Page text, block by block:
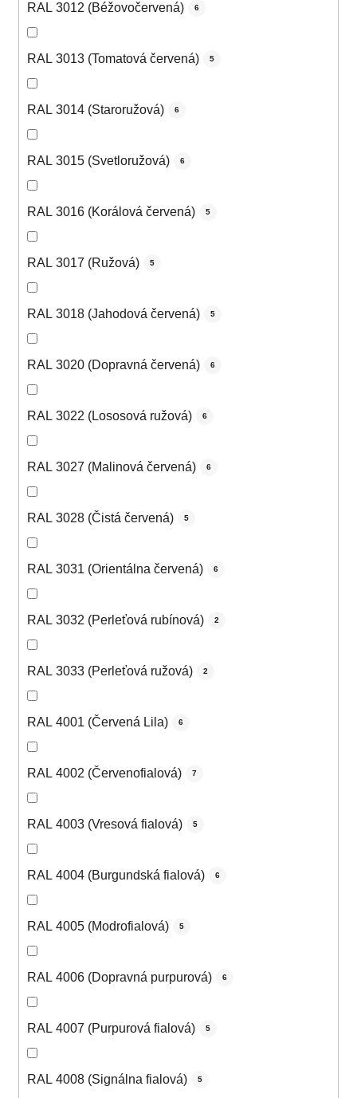
RAL 3012 (Béžovočervená) 6
RAL 3013 (Tomatová červená) 5
RAL 3014 (Staroružová) 6
RAL 3015 (Svetloružová) 6
RAL 3016 (Korálová červená) 5
RAL 3017 (Ružová) 5
RAL 3018 (Jahodová červená) 5
RAL 3020 (Dopravná červená) 6
RAL 3022 (Lososová ružová) 6
RAL 3027 (Malinová červená) 6
RAL 3028 (Čistá červená) 5
RAL 3031 (Orientálna červená) 6
RAL 3032 (Perleťová rubínová) 2
RAL 3033 (Perleťová ružová) 2
RAL 4001 (Červená Lila) 6
RAL 4002 (Červenofialová) 7
RAL 4003 (Vresová fialová) 5
RAL 4004 (Burgundská fialová) 6
RAL 4005 (Modrofialová) 5
RAL 4006 (Dopravná purpurová) 6
RAL 4007 (Purpurová fialová) 5
RAL 4008 (Signálna fialová) 5